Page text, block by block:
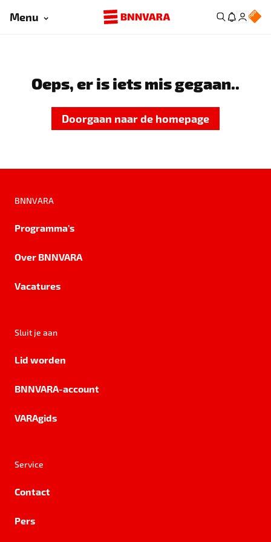
Menu
Oeps, er is iets mis gegaan..
Doorgaan naar de homepage
BNNVARA
Programma's
Over BNNVARA
Vacatures
Sluit je aan
Lid worden
BNNVARA-account
VARAgids
Service
Contact
Pers